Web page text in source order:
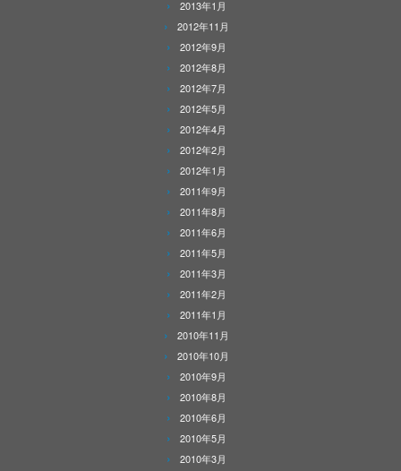
2013年1月
2012年11月
2012年9月
2012年8月
2012年7月
2012年5月
2012年4月
2012年2月
2012年1月
2011年9月
2011年8月
2011年6月
2011年5月
2011年3月
2011年2月
2011年1月
2010年11月
2010年10月
2010年9月
2010年8月
2010年6月
2010年5月
2010年3月